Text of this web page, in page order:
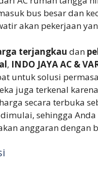
bus besar dan
akan pekerjaan
terjangkau dan
, INDO JAYA AC &
untuk solusi
juga terkenal
secara terbuka
sehingga
anggaran dengan